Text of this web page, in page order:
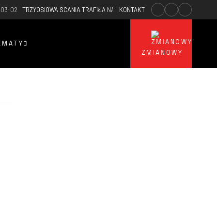
02 TRZYOSIOWA SCANIA TRAFIŁA NA WYPOSAŻENIE JRG PSP W
KONTAKT
ZMIANOWY